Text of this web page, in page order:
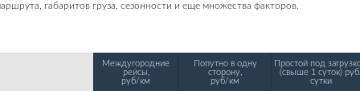
габаритов груза, сезонности и еще множества факторов.
Междугородние
рейсы,
руб/км
Попутно в одну
сторону,
руб/км
Простой под
(свыше 1 суток)
сутки